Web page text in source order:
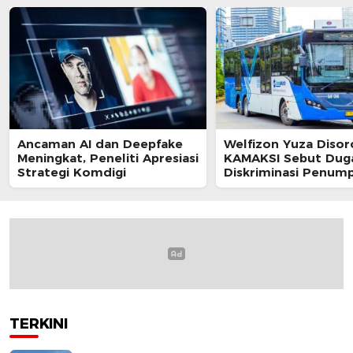
Ancaman AI dan Deepfake
Meningkat, Peneliti Apresiasi
Strategi Komdigi
Welfizon Yuza
KAMAKSI Sebut
Diskriminasi
TransJakarta
TERKINI